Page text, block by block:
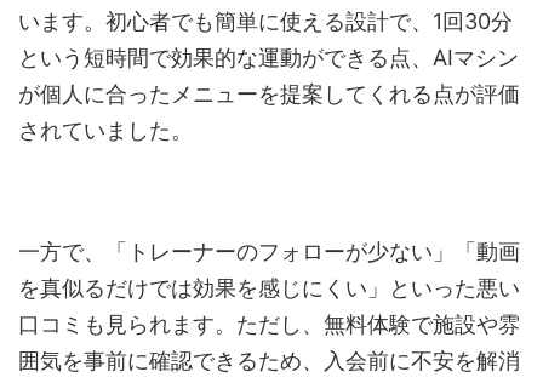
います。初心者でも簡単に使える設計で、1回30分
という短時間で効果的な運動ができる点、AIマシン
が個人に合ったメニューを提案してくれる点が評価
されていました。
一方で、「トレーナーのフォローが少ない」「動画
を真似るだけでは効果を感じにくい」といった悪い
口コミも見られます。ただし、無料体験で施設や雰
囲気を事前に確認できるため、入会前に不安を解消